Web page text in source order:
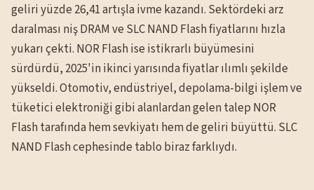
geliri yüzde 26,41 artışla ivme kazandı. Sektördeki arz
daralması niş DRAM ve SLC NAND Flash fiyatlarını hızla
yukarı çekti. NOR Flash ise istikrarlı büyümesini
sürdürdü, 2025'in ikinci yarısında fiyatlar ılımlı şekilde
yükseldi. Otomotiv, endüstriyel, depolama-bilgi işlem ve
tüketici elektroniği gibi alanlardan gelen talep NOR
Flash tarafında hem sevkiyatı hem de geliri büyüttü. SLC
NAND Flash cephesinde tablo biraz farklıydı.